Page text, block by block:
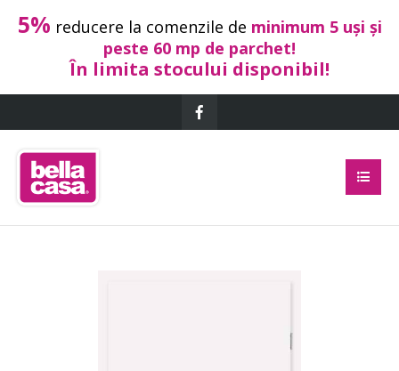
5% reducere la comenzile de minimum 5 uși și
peste 60 mp de parchet!
În limita stocului disponibil!